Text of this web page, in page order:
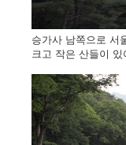
승가사 남쪽으로 서
크고 작은 산들이